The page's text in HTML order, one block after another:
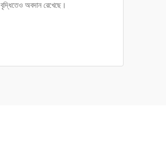
বৃদ্ধিতেও অবদান রেখেছে।